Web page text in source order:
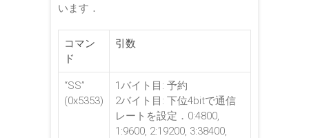
います．
コマン
ド
引数
“SS”
(0x5353)
1バイト目: 予約
2バイト目: 下位4bitで通信
レートを設定．0:4800,
1:9600, 2:19200, 3:38400,